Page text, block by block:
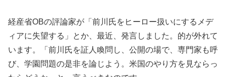
経産省OBの評論家が「前川氏をヒーロー扱いにするメデ
ィアに失望する」とか、最近、発言しました。的が外れて
います。「前川氏を証人喚問し、公開の場で、専門家も呼
び、学園問題の是非を論じよう。米国のやり方を見ならっ